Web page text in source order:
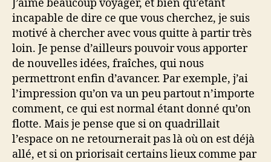
J’aime beaucoup voyager, et bien qu’étant
incapable de dire ce que vous cherchez, je suis
motivé à chercher avec vous quitte à partir très
loin. Je pense d’ailleurs pouvoir vous apporter
de nouvelles idées, fraîches, qui nous
permettront enfin d’avancer. Par exemple, j’ai
l’impression qu’on va un peu partout n’importe
comment, ce qui est normal étant donné qu’on
flotte. Mais je pense que si on quadrillait
l’espace on ne retournerait pas là où on est déjà
allé, et si on priorisait certains lieux comme par